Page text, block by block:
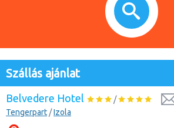
Szállás ajánlat
Belvedere Hotel
/
Tengerpart /Izola